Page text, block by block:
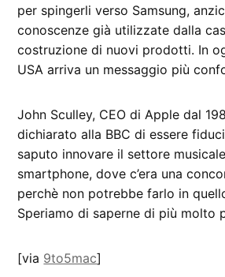
per spingerli verso Samsung,
conoscenze già utilizzate dalla
costruzione di nuovi prodotti. In
USA arriva un messaggio più
John Sculley, CEO di Apple dal
dichiarato alla BBC di essere
saputo innovare il settore
smartphone, dove c’era una
perchè non potrebbe farlo in
Speriamo di saperne di più molto
[via 9to5mac]